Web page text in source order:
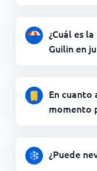
¿Cuál es
Guilin en
En cuanto
momento
¿Puede